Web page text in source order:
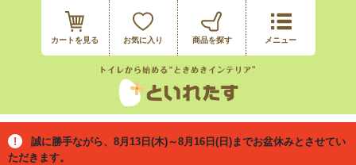
カートを見る お気に入り
誠に勝手ながら、8月13日(木)～8月16日(日)までお盆休みとさせてい
ただきます。